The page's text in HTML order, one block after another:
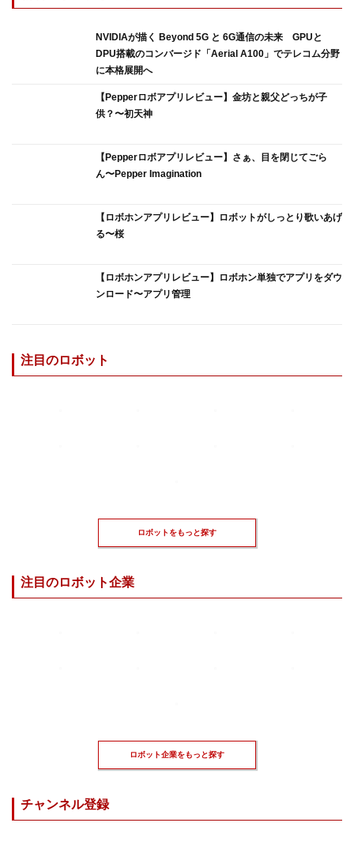
NVIDIAが描く Beyond 5G と 6G通信の未来 GPUと
DPU搭載のコンバージド「Aerial A100」でテレコム分野
に本格展開へ
【Pepperロボアプリレビュー】金坊と親父どっちが子
供？〜初天神
【Pepperロボアプリレビュー】さぁ、目を閉じてごら
ん〜Pepper Imagination
【ロボホンアプリレビュー】ロボットがしっとり歌いあげ
る〜桜
【ロボホンアプリレビュー】ロボホン単独でアプリをダウ
ンロード〜アプリ管理
注目のロボット
ロボットをもっと探す
注目のロボット企業
ロボット企業をもっと探す
チャンネル登録